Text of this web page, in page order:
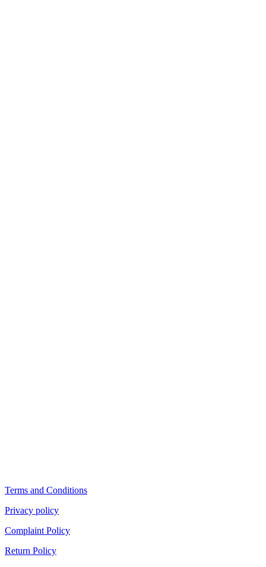
Terms and Conditions
Privacy policy
Complaint Policy
Return Policy